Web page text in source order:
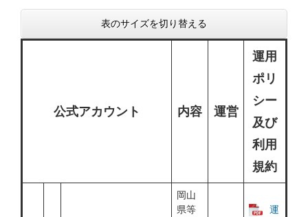
表のサイズを切り替える
公式アカウント 内容 運営
運用
ポリ
シー
及び
利用
規約
岡山
県等
運